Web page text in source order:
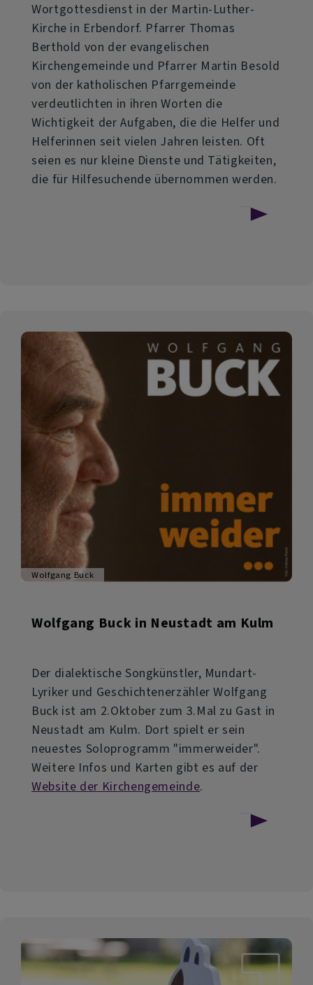
Wortgottesdienst in der Martin-Luther-
Kirche in Erbendorf. Pfarrer Thomas
Berthold von der evangelischen
Kirchengemeinde und Pfarrer Martin Besold
von der katholischen Pfarrgemeinde
verdeutlichten in ihren Worten die
Wichtigkeit der Aufgaben, die die Helfer und
Helferinnen seit vielen Jahren leisten. Oft
seien es nur kleine Dienste und Tätigkeiten,
die für Hilfesuchende übernommen werden.
Wolfgang Buck
Wolfgang Buck in Neustadt am Kulm
Der dialektische Songkünstler, Mundart-
Lyriker und Geschichtenerzähler Wolfgang
Buck ist am 2.Oktober zum 3.Mal zu Gast in
Neustadt am Kulm. Dort spielt er sein
neuestes Soloprogramm "immerweider".
Weitere Infos und Karten gibt es auf der
Website der Kirchengemeinde.